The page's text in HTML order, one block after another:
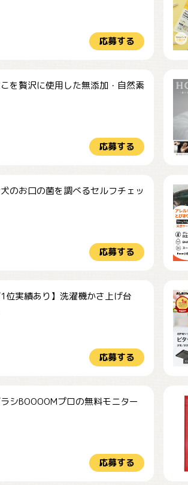
応募する
を贅沢に使用した無添加・自然素
応募する
のお口の菌を調べるセルフチェッ
応募する
1位実績あり】洗濯機かさ上げ台
応募する
シBOOOOMプロの無料モニター
応募する